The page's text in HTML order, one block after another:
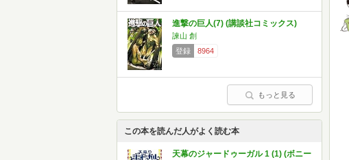
進撃の巨人(7) (講談社コミックス)
諫山 創
登録
8964
もっと見る
この本を読んだ人がよく読む本
天幕のジャードゥーガル 1 (1) (ボニー